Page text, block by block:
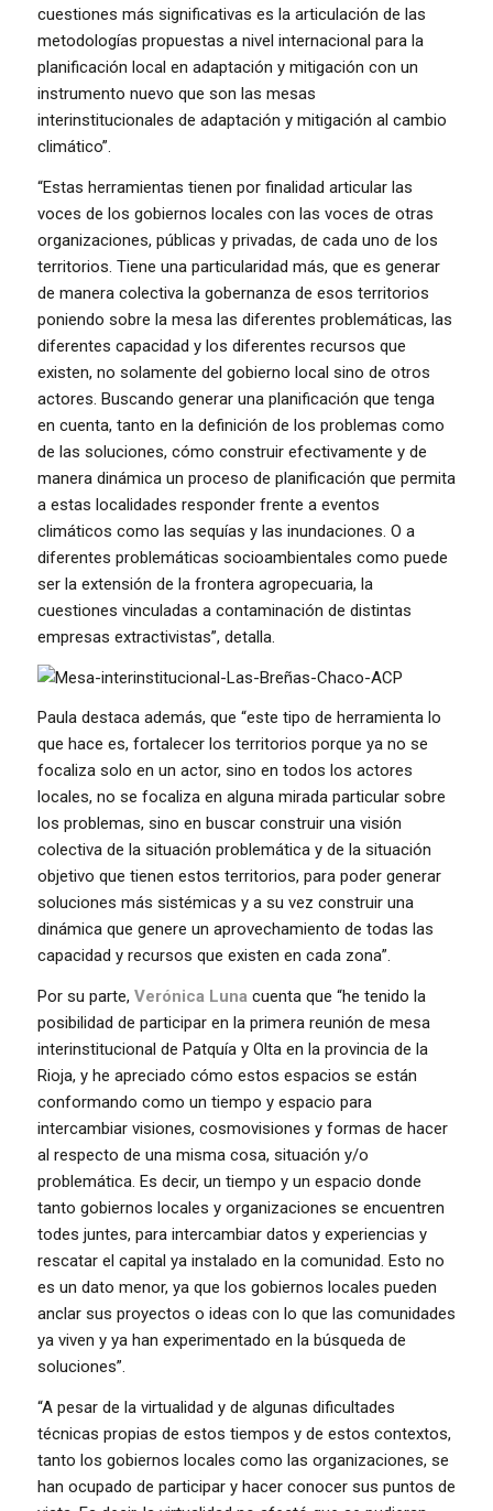
cuestiones más significativas es la articulación de las
metodologías propuestas a nivel internacional para la
planificación local en adaptación y mitigación con un
instrumento nuevo que son las mesas
interinstitucionales de adaptación y mitigación al cambio
climático”.
“Estas herramientas tienen por finalidad articular las
voces de los gobiernos locales con las voces de otras
organizaciones, públicas y privadas, de cada uno de los
territorios. Tiene una particularidad más, que es generar
de manera colectiva la gobernanza de esos territorios
poniendo sobre la mesa las diferentes problemáticas, las
diferentes capacidad y los diferentes recursos que
existen, no solamente del gobierno local sino de otros
actores. Buscando generar una planificación que tenga
en cuenta, tanto en la definición de los problemas como
de las soluciones, cómo construir efectivamente y de
manera dinámica un proceso de planificación que permita
a estas localidades responder frente a eventos
climáticos como las sequías y las inundaciones. O a
diferentes problemáticas socioambientales como puede
ser la extensión de la frontera agropecuaria, la
cuestiones vinculadas a contaminación de distintas
empresas extractivistas”, detalla.
Paula destaca además, que “este tipo de herramienta lo
que hace es, fortalecer los territorios porque ya no se
focaliza solo en un actor, sino en todos los actores
locales, no se focaliza en alguna mirada particular sobre
los problemas, sino en buscar construir una visión
colectiva de la situación problemática y de la situación
objetivo que tienen estos territorios, para poder generar
soluciones más sistémicas y a su vez construir una
dinámica que genere un aprovechamiento de todas las
capacidad y recursos que existen en cada zona”.
Por su parte, Verónica Lunacuenta que “he tenido la
posibilidad de participar en la primera reunión de mesa
interinstitucional de Patquía y Olta en la provincia de la
Rioja, y he apreciado cómo estos espacios se están
conformando como un tiempo y espacio para
intercambiar visiones, cosmovisiones y formas de hacer
al respecto de una misma cosa, situación y/o
problemática. Es decir, un tiempo y un espacio donde
tanto gobiernos locales y organizaciones se encuentren
todes juntes, para intercambiar datos y experiencias y
rescatar el capital ya instalado en la comunidad. Esto no
es un dato menor, ya que los gobiernos locales pueden
anclar sus proyectos o ideas con lo que las comunidades
ya viven y ya han experimentado en la búsqueda de
soluciones”.
“A pesar de la virtualidad y de algunas dificultades
técnicas propias de estos tiempos y de estos contextos,
tanto los gobiernos locales como las organizaciones, se
han ocupado de participar y hacer conocer sus puntos de